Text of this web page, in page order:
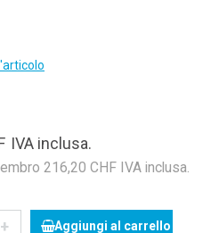
IVA inclusa.
216,20 CHF IVA inclusa.
+ Aggiungi al carrello